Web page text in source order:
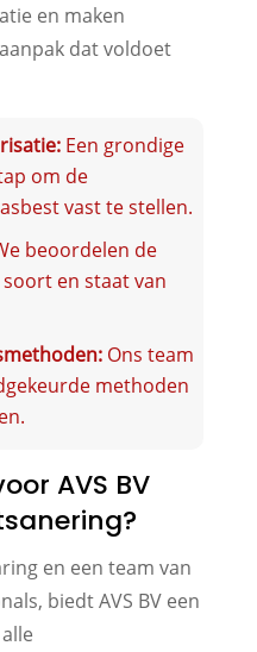
en maken
dat voldoet
Een grondige
om de
vast te stellen.
beoordelen de
soort en staat van
Ons team
methoden
AVS BV
en een team van
biedt AVS BV een